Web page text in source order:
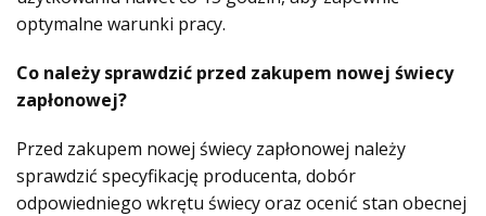
optymalne warunki pracy.
Co należy sprawdzić przed zakupem nowej świecy
zapłonowej?
Przed zakupem nowej świecy zapłonowej należy
sprawdzić specyfikację producenta, dobór
odpowiedniego wkrętu świecy oraz ocenić stan obecnej